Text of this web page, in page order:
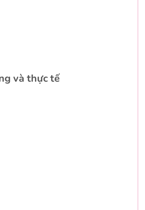
và thực tế